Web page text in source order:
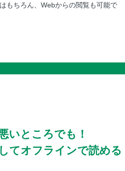
もちろん、Webからの閲覧も可能で
いところでも！
てオフラインで読める